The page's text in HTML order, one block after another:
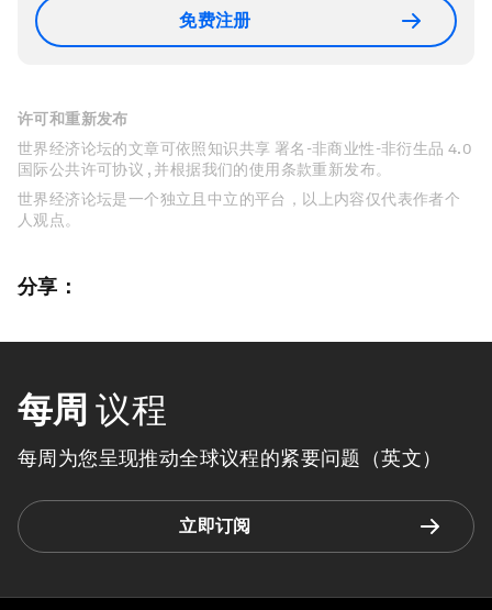
免费注册
许可和重新发布
世界经济论坛的文章可依照知识共享 署名-非商业性-非衍生品 4.0
国际公共许可协议 , 并根据我们的使用条款重新发布。
世界经济论坛是一个独立且中立的平台，以上内容仅代表作者个
人观点。
分享：
每周 议程
每周为您呈现推动全球议程的紧要问题（英文）
立即订阅